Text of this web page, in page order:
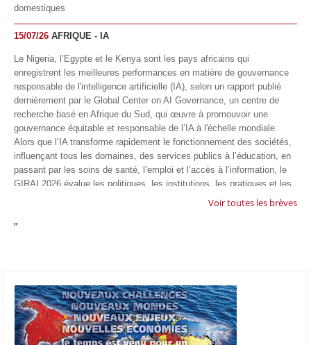
domestiques
15/07/26 AFRIQUE - IA
Le Nigeria, l’Egypte et le Kenya sont les pays africains qui
enregistrent les meilleures performances en matière de gouvernance
responsable de l'intelligence artificielle (IA), selon un rapport publié
dernièrement par le Global Center on AI Governance, un centre de
recherche basé en Afrique du Sud, qui œuvre à promouvoir une
gouvernance équitable et responsable de l’IA à l'échelle mondiale.
Alors que l’IA transforme rapidement le fonctionnement des sociétés,
influençant tous les domaines, des services publics à l’éducation, en
passant par les soins de santé, l’emploi et l’accès à l’information, le
GIRAI 2026 évalue les politiques, les institutions, les pratiques et les
conditions générales de gouvernance qui favorisent un déploiement
technologie.
appliquée d'Afrique à À Accra, au Ghana. L'annonce a été faite
mercredi 1er juillet lors du premier Google Cloud Summit du groupe
américain, qui a également indiqué avoir dépassé son objectif
d'investir un milliard de dollars sur le continent en cinq ans. Baptisée
Voir toutes les brèves
"